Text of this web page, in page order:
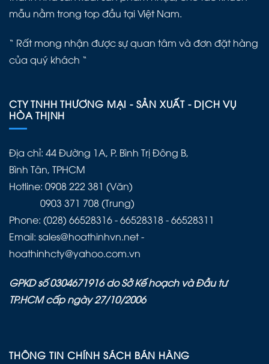
mẫu nằm trong top đầu tại Việt Nam.
“ Rất mong nhận được sự quan tâm và đơn đặt hàng
của quý khách “
CTY TNHH THƯƠNG MẠI - SẢN XUẤT - DỊCH VỤ
HÒA THỊNH
Địa chỉ: 44 Đường 1A, P. Bình Trị Đông B,
Bình Tân, TPHCM
Hotline: 0908 222 381 (Văn)
0903 371 708 (Trung)
Phone: (028) 66528316 - 66528318 - 66528311
Email: sales@hoathinhvn.net -
hoathinhcty@yahoo.com.vn
GPKD số 0304671916 do Sở Kế hoạch và Đầu tư
TP.HCM cấp ngày 27/10/2006
THÔNG TIN CHÍNH SÁCH BÁN HÀNG